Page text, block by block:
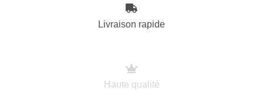
Livraison rapide
Haute qualité